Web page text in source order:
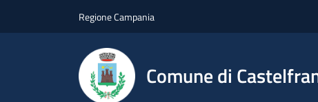
Regione Campania
Comune di